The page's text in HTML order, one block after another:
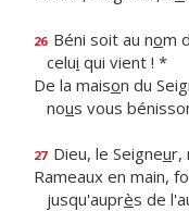
26 Béni soit au nom
celui qui vient ! *
De la maison du
nous vous
27 Dieu, le Seigneur,
Rameaux en main,
jusqu'auprès de